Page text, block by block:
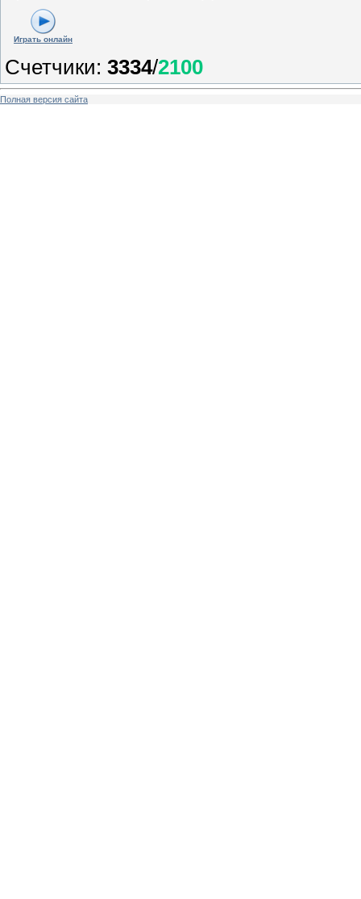
Играть онлайн
Счетчики: 3334/2100
Полная версия сайта